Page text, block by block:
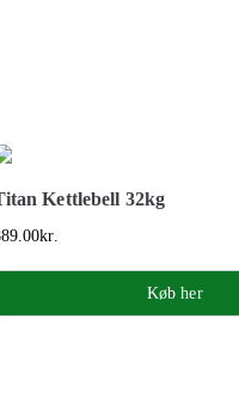
Kettlebell 32kg
kr.
Køb her